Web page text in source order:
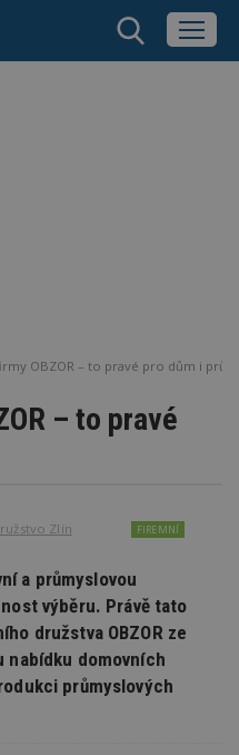
OBZOR – to pravé pro dům i
– to pravé
Zlín FIREMNÍ
a průmyslovou
výběru. Právě tato
družstva OBZOR ze
domovních
průmyslových